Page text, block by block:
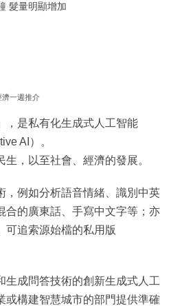
髮量明顯增加
濟一週推介
，是私有化生成式人工智能
AI）。
，以至社會、經濟的發展。
，例如分析語音情緒、識別中英
合的廣東話、手寫中文字等；亦
可追索源始檔的私用版
生成問答技術的創新生成式人工
或構建智慧城市的部門提供準確